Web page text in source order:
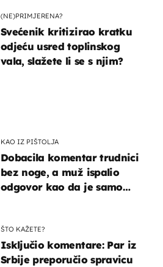
KAO IZ PIŠTOLJA
Dobacila komentar trudnici
bez noge, a muž ispalio
odgovor kao da je samo
ŠTO KAŽETE?
Isključio komentare: Par iz
Srbije preporučio spravicu
(NE)PRIMJERENA?
Svećenik kritizirao kratku
odjeću usred toplinskog
vala, slažete li se s njim?